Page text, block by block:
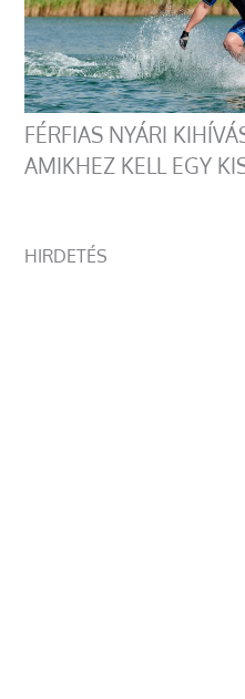
FÉRFIAS NYÁRI
AMIKHEZ KELL EGY
HIRDETÉS